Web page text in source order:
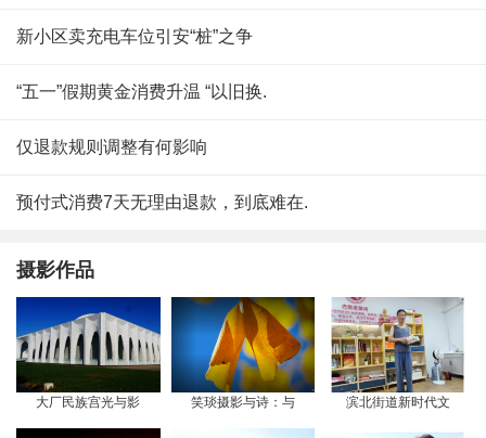
新小区卖充电车位引安“桩”之争
“五一”假期黄金消费升温 “以旧换.
仅退款规则调整有何影响
预付式消费7天无理由退款，到底难在.
摄影作品
大厂民族宫光与影 笑琰摄影与诗：与 滨北街道新时代文